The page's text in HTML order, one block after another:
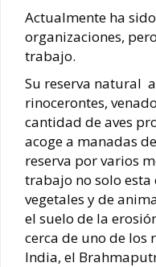
Actualmente ha
organizaciones,
trabajo.
Su reserva natural
rinocerontes,
cantidad de aves
acoge a manadas
reserva por varios
trabajo no solo esta
vegetales y de
el suelo de la
cerca de uno de los
India, el